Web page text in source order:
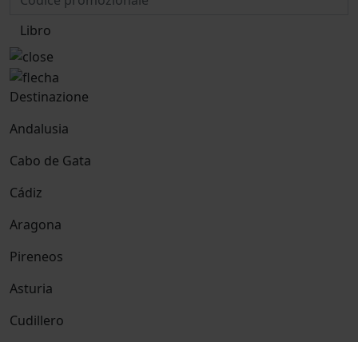
Libro
Destinazione
Andalusia
Cabo de Gata
Cádiz
Aragona
Pireneos
Asturia
Cudillero